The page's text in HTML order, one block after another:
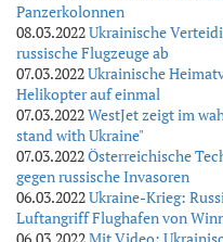
Panzerkolonnen
08.03.2022Ukrainische
russische Flugzeuge ab
07.03.2022Ukrainische
Helikopter auf einmal
07.03.2022WestJet zeigt im
stand with Ukraine"
07.03.2022Österreichische
gegen russische Invasoren
06.03.2022Ukraine-Krieg:
Luftangriff Flughafen von